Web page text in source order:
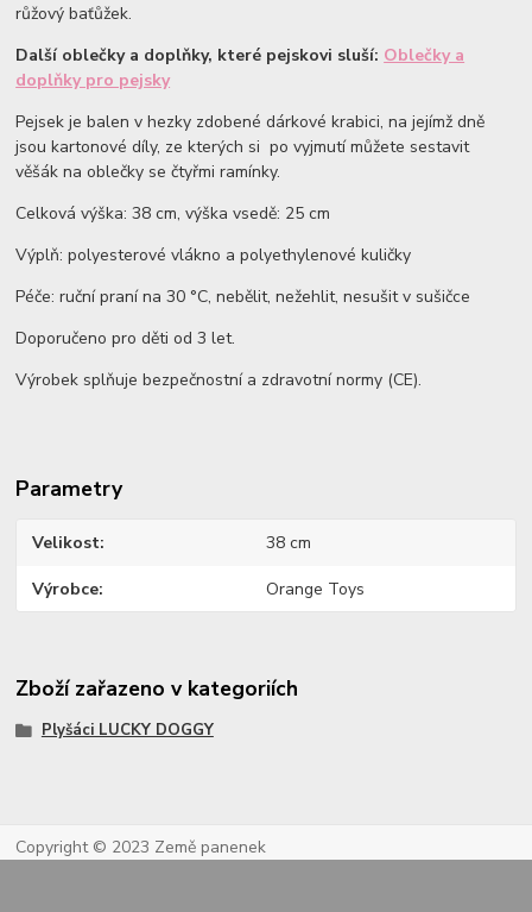
růžový baťůžek.
Další oblečky a doplňky, které pejskovi sluší: Oblečky a
doplňky pro pejsky
Pejsek je balen v hezky zdobené dárkové krabici, na jejímž dně
jsou kartonové díly, ze kterých si po vyjmutí můžete sestavit
věšák na oblečky se čtyřmi ramínky.
Celková výška: 38 cm, výška vsedě: 25 cm
Výplň: polyesterové vlákno a polyethylenové kuličky
Péče: ruční praní na 30 °C, nebělit, nežehlit, nesušit v sušičce
Doporučeno pro děti od 3 let.
Výrobek splňuje bezpečnostní a zdravotní normy (CE).
Parametry
Velikost 38 cm
Výrobce Orange Toys
Zboží zařazeno v kategoriích
Plyšáci LUCKY DOGGY
Copyright © 2023 Země panenek